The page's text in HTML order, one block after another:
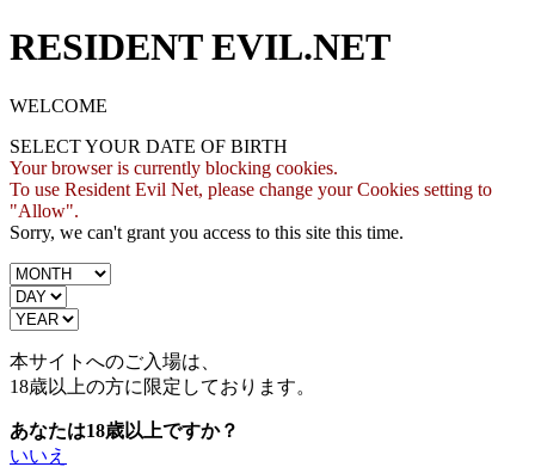
RESIDENT EVIL.NET
WELCOME
SELECT YOUR DATE OF BIRTH
Your browser is currently blocking cookies.
To use Resident Evil Net, please change your Cookies setting to
"Allow".
Sorry, we can't grant you access to this site this time.
本サイトへのご入場は、
18歳以上の方に限定しております。
あなたは18歳以上ですか？
いいえ